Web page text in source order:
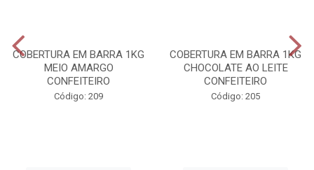
COBERTURA EM BARRA 1KG
MEIO AMARGO
CONFEITEIRO
Código: 209
COBERTURA EM BARRA 1KG
CHOCOLATE AO LEITE
CONFEITEIRO
Código: 205